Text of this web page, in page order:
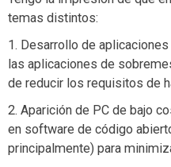
temas distintos:
1. Desarrollo de
las aplicaciones de
de reducir los requisitos de
2. Aparición de PC de bajo
en software de código
principalmente) para